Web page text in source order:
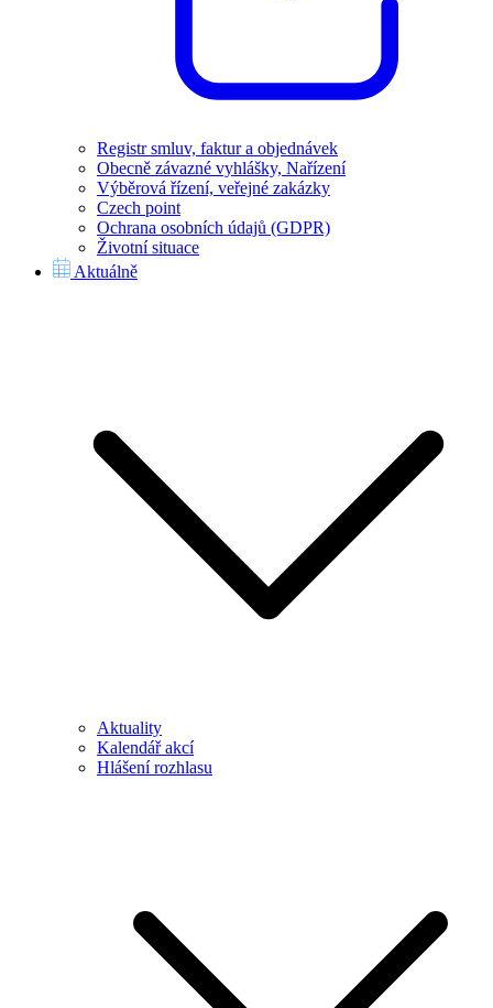
Registr smluv, faktur a objednávek
Obecně závazné vyhlášky, Nařízení
Výběrová řízení, veřejné zakázky
Czech point
Ochrana osobních údajů (GDPR)
Životní situace
Aktuálně
Aktuality
Kalendář akcí
Hlášení rozhlasu